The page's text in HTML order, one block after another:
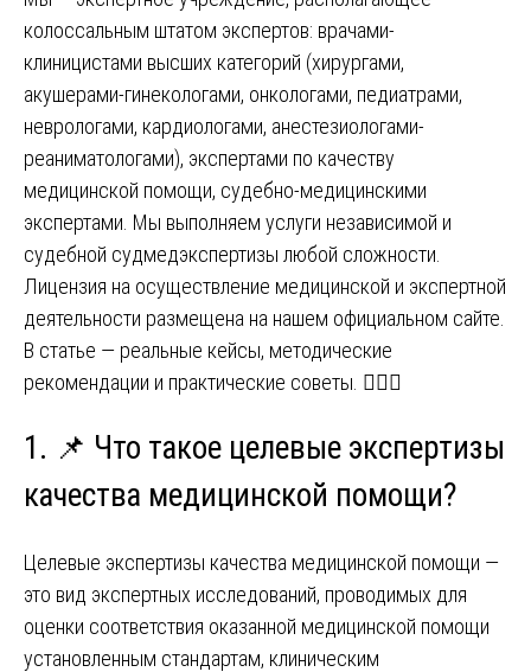
колоссальным штатом экспертов: врачами-
клиницистами высших категорий (хирургами,
акушерами-гинекологами, онкологами, педиатрами,
неврологами, кардиологами, анестезиологами-
реаниматологами), экспертами по качеству
медицинской помощи, судебно-медицинскими
экспертами. Мы выполняем услуги независимой и
судебной судмедэкспертизы любой сложности.
Лицензия на осуществление медицинской и экспертной
деятельности размещена на нашем официальном сайте.
В статье — реальные кейсы, методические
рекомендации и практические советы. 🧑‍⚕️⚖️
1. 📌 Что такое целевые экспертизы
качества медицинской помощи?
Целевые экспертизы качества медицинской помощи —
это вид экспертных исследований, проводимых для
оценки соответствия оказанной медицинской помощи
установленным стандартам, клиническим